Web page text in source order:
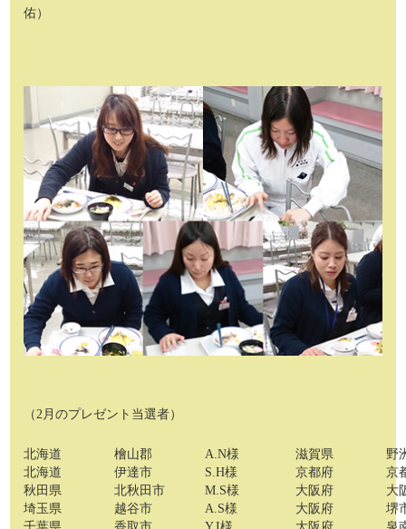
佑）
（2月のプレゼント当選者）
北海道
北海道
秋田県
埼玉県
檜山郡
伊達市
北秋田市
越谷市
A.N様
S.H様
M.S様
A.S様
滋賀県
京都府
大阪府
大阪府
野
京
大
堺